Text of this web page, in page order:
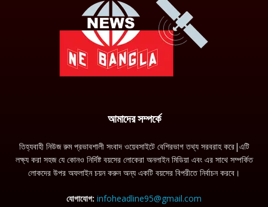
আমাদের সম্পর্কে
তিহ্যবাহী নিউজ রুম প্রভাবশালী সংবাদ ওয়েবসাইটে বেশিরভাগ তথ্য সরবরাহ করে|এটি
লক্ষ্য করা সহজ যে কোনও নির্দিষ্ট বয়সের লোকেরা অনলাইন মিডিয়া এবং এর সাথে সম্পর্কিত
লোকদের উপর অফলাইন চয়ন করুন অন্য একটি বয়সের বিপরীতে নির্বাচন করবে।
যোগাযোগ: infoheadline95@gmail.com